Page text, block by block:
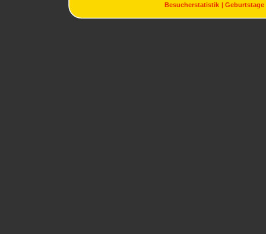
Besucherstatistik Geburtstage